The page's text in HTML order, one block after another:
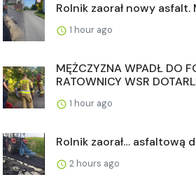
Rolnik zaorał nowy
1 hour ago
MĘŻCZYZNA WPADŁ DO
RATOWNICY WSR
1 hour ago
Rolnik zaorał… asfaltową
2 hours ago